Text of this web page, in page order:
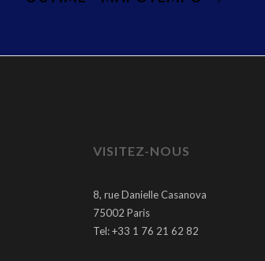
VISITEZ-NOUS
8, rue Danielle Casanova
75002 Paris
Tel: +33 1 76 21 62 82